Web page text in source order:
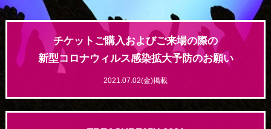
チケットご購⼊およびご来場の際の
新型コロナウィルス感染拡⼤予防のお願い
2021.07.02(金)掲載